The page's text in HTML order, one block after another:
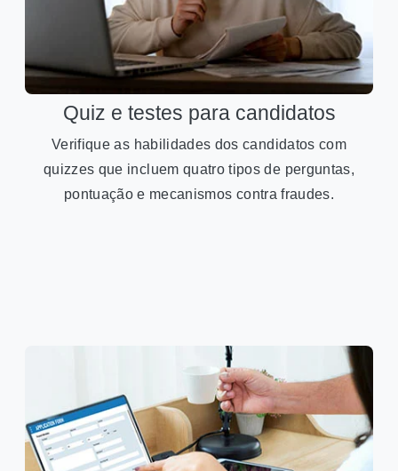
Quiz e testes para candidatos
Verifique as habilidades dos candidatos com
quizzes que incluem quatro tipos de perguntas,
pontuação e mecanismos contra fraudes.